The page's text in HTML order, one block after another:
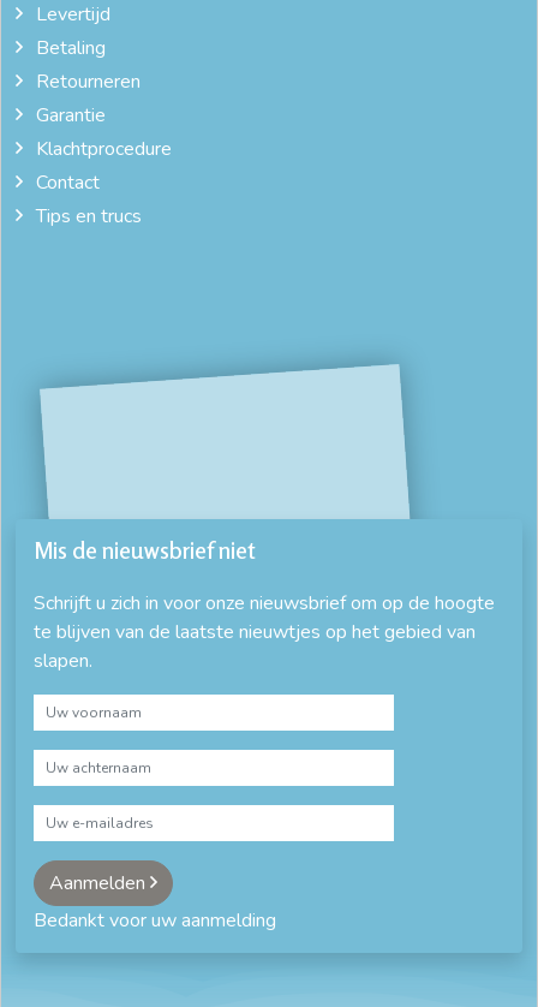
Levertijd
Betaling
Retourneren
Garantie
Klachtprocedure
Contact
Tips en trucs
Mis de nieuwsbrief niet
Schrijft u zich in voor onze nieuwsbrief om op de hoogte
te blijven van de laatste nieuwtjes op het gebied van
slapen.
Aanmelden
Bedankt voor uw aanmelding